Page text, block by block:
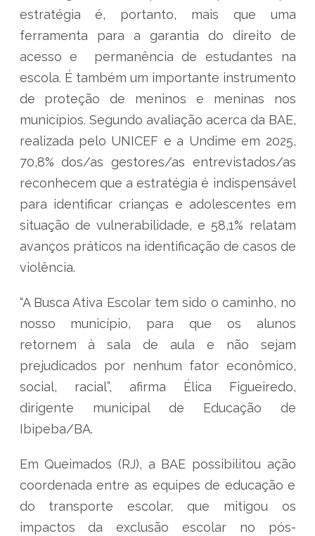
estratégia é, portanto, mais que uma
ferramenta para a garantia do direito de
acesso e permanência de estudantes na
escola. É também um importante instrumento
de proteção de meninos e meninas nos
municípios. Segundo avaliação acerca da BAE,
realizada pelo UNICEF e a Undime em 2025,
70,8% dos/as gestores/as entrevistados/as
reconhecem que a estratégia é indispensável
para identificar crianças e adolescentes em
situação de vulnerabilidade, e 58,1% relatam
avanços práticos na identificação de casos de
violência.
“A Busca Ativa Escolar tem sido o caminho, no
nosso município, para que os alunos
retornem à sala de aula e não sejam
prejudicados por nenhum fator econômico,
social, racial”, afirma Élica Figueiredo,
dirigente municipal de Educação de
Ibipeba/BA.
Em Queimados (RJ), a BAE possibilitou ação
coordenada entre as equipes de educação e
do transporte escolar, que mitigou os
impactos da exclusão escolar no pós-